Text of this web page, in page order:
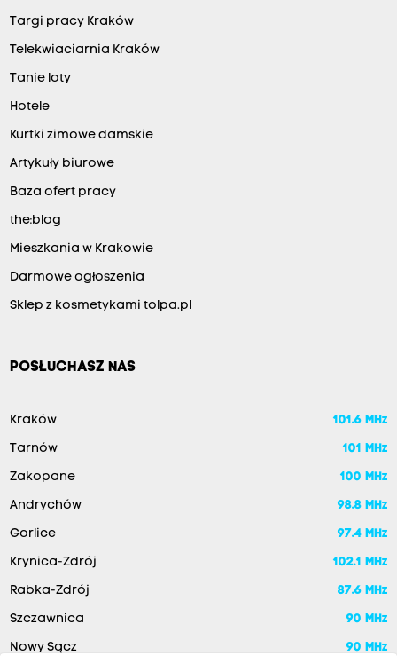
Targi pracy Kraków
Telekwiaciarnia Kraków
Tanie loty
Hotele
Kurtki zimowe damskie
Artykuły biurowe
Baza ofert pracy
the:blog
Mieszkania w Krakowie
Darmowe ogłoszenia
Sklep z kosmetykami tolpa.pl
POSŁUCHASZ NAS
Kraków 101.6 MHz
Tarnów 101 MHz
Zakopane 100 MHz
Andrychów 98.8 MHz
Gorlice 97.4 MHz
Krynica-Zdrój 102.1 MHz
Rabka-Zdrój 87.6 MHz
Szczawnica 90 MHz
Nowy Sącz 90 MHz